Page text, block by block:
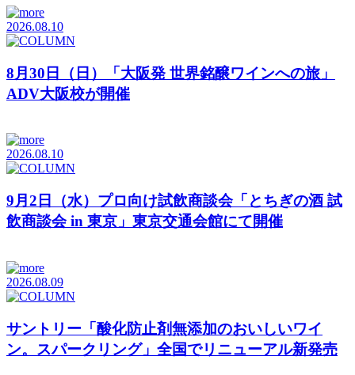
2026.08.10
8月30日（日）「大阪発 世界銘醸ワインへの旅」
ADV大阪校が開催
2026.08.10
9月2日（水）プロ向け試飲商談会「とちぎの酒 試
飲商談会 in 東京」東京交通会館にて開催
2026.08.09
サントリー「酸化防止剤無添加のおいしいワイ
ン。スパークリング」全国でリニューアル新発売